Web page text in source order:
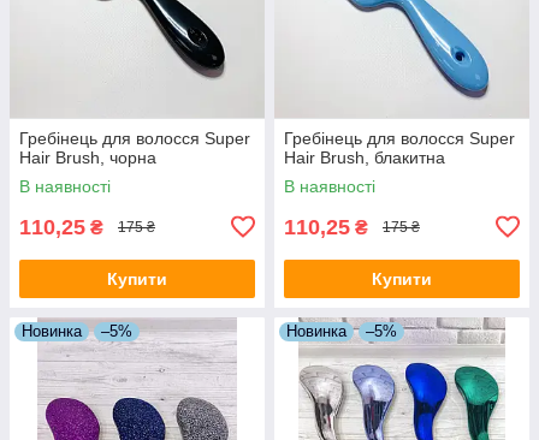
Гребінець для волосся Super
Hair Brush, чорна
В наявності
110,25 ₴ 175 ₴
Купити
Гребінець для волосся Super
Hair Brush, блакитна
В наявності
110,25 ₴ 175 ₴
Купити
Новинка –5% Новинка –5%